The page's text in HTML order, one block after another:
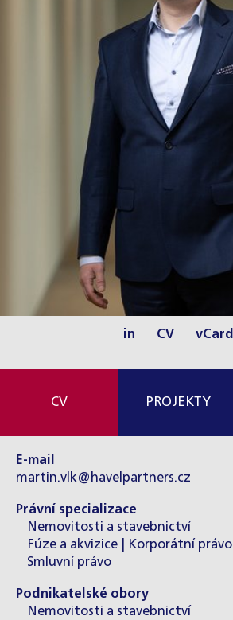
in CV vCard
CV PROJEKTY
E-mail
martin.vlk@havelpartners.cz
Právní specializace
Nemovitosti a stavebnictví
Fúze a akvizice | Korporátní právo
Smluvní právo
Podnikatelské obory
Nemovitosti a stavebnictví